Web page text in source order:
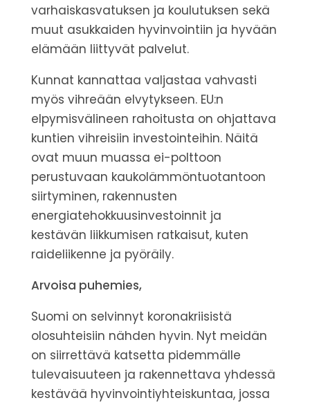
varhaiskasvatuksen ja koulutuksen sekä
muut asukkaiden hyvinvointiin ja hyvään
elämään liittyvät palvelut.
Kunnat kannattaa valjastaa vahvasti
myös vihreään elvytykseen. EU:n
elpymisvälineen rahoitusta on ohjattava
kuntien vihreisiin investointeihin. Näitä
ovat muun muassa ei-polttoon
perustuvaan kaukolämmöntuotantoon
siirtyminen, rakennusten
energiatehokkuusinvestoinnit ja
kestävän liikkumisen ratkaisut, kuten
raideliikenne ja pyöräily.
Arvoisa puhemies,
Suomi on selvinnyt koronakriisistä
olosuhteisiin nähden hyvin. Nyt meidän
on siirrettävä katsetta pidemmälle
tulevaisuuteen ja rakennettava yhdessä
kestävää hyvinvointiyhteiskuntaa, jossa